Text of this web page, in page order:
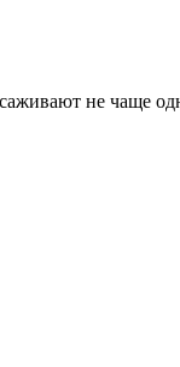
не чаще